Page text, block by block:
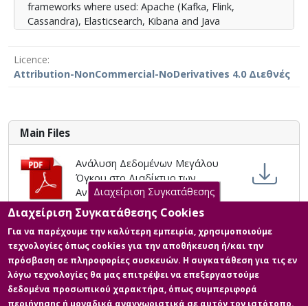
τόσο από τις υλοποιήσεις των συστημάτων όσο και
από την εφαρμογή των αλγορίθμων στη ροή των
frameworks where used: Apache (Kafka, Flink,
Cassandra), Elasticsearch, Kibana and Java
algorithms are applied to data streams using a third
system, which is built on open source tools. A random
programming language were used. Finally the
conclusions are presented from the execution of the
potential prospects for future review.
Licence
Attribution-NonCommercial-NoDerivatives 4.0 Διεθνές
Main Files
Ανάλυση Δεδομένων Μεγάλου
Όγκου στο Διαδίκτυο των
Αντικειμένων με Χρήση
Τεχνολογίας Υπολογιστικού
Νέφους
Description:
115785_TSEPKENTZIS_IOANNIS.pdf
(pdf)
Licence:Attribution-
NonCommercial-NoDerivatives 4.0
Διαχείριση Συγκατάθεσης
Διαχείριση Συγκατάθεσης Cookies
Για να παρέχουμε την καλύτερη εμπειρία, χρησιμοποιούμε
τεχνολογίες όπως cookies για την αποθήκευση ή/και την
πρόσβαση σε πληροφορίες συσκευών. Η συγκατάθεση για τις εν
λόγω τεχνολογίες θα μας επιτρέψει να επεξεργαστούμε
δεδομένα προσωπικού χαρακτήρα, όπως συμπεριφορά
περιήγησης ή μοναδικά αναγνωριστικά σε αυτόν τον ιστότοπο.